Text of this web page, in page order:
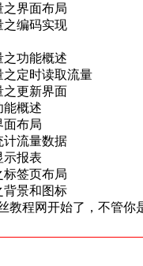
之界面布局
之编码实现
之功能概述
之定时读取流量
之更新界面
能概述
面布局
计流量数据
示报表
标签页布局
背景和图标
教程网开始了，不管